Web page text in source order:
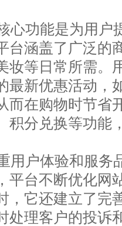
心功能是为用户
台涵盖了广泛的
妆等日常所需。
最新优惠活动，
而在购物时节省
积分兑换等功能
用户体验和服务
平台不断优化网
，它还建立了完
处理客户的投诉